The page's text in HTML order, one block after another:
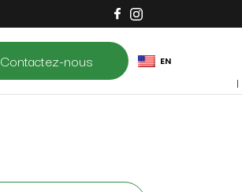
Contactez-nous EN